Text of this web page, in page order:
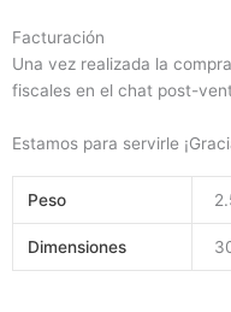
Facturación
Una vez realizada la
fiscales en el chat post-
Estamos para servirle
Peso
Dimensiones